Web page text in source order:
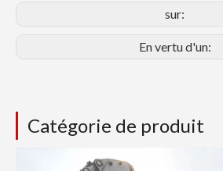
sur:
En vertu d'un:
Catégorie de produit